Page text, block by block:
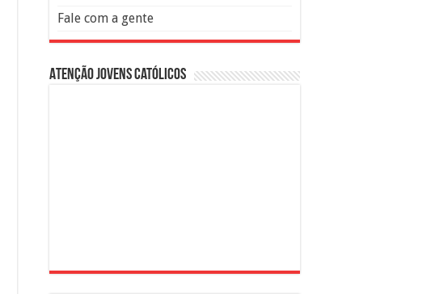
Fale com a gente
Atenção Jovens Católicos